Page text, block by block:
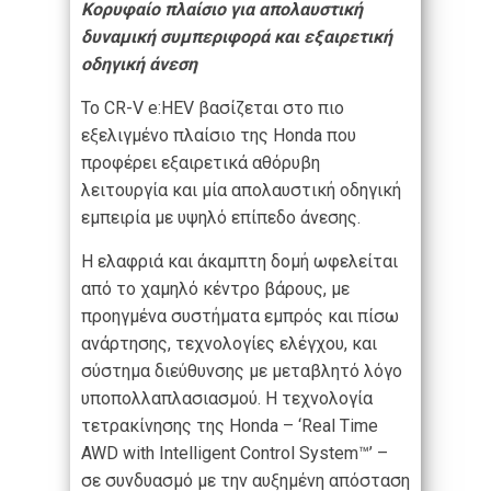
Κορυφαίο πλαίσιο για απολαυστική
δυναμική συμπεριφορά και εξαιρετική
οδηγική άνεση
Το CR-V e:HEV βασίζεται στο πιο
εξελιγμένο πλαίσιο της Honda που
προφέρει εξαιρετικά αθόρυβη
λειτουργία και μία απολαυστική οδηγική
εμπειρία με υψηλό επίπεδο άνεσης.
Η ελαφριά και άκαμπτη δομή ωφελείται
από το χαμηλό κέντρο βάρους, με
προηγμένα συστήματα εμπρός και πίσω
ανάρτησης, τεχνολογίες ελέγχου, και
σύστημα διεύθυνσης με μεταβλητό λόγο
υποπολλαπλασιασμού. Η τεχνολογία
τετρακίνησης της Honda – ‘Real Time
AWD with Intelligent Control System™’ –
σε συνδυασμό με την αυξημένη απόσταση